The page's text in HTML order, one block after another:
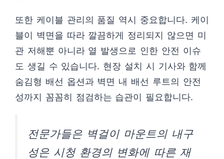
또한 케이블 관리의 품질 역시 중요합니다. 케이
블이 벽면을 따라 깔끔하게 정리되지 않으면 미
관 저해뿐 아니라 열 발생으로 인한 안전 이슈
도 생길 수 있습니다. 현장 설치 시 기사와 함께
숨김형 배선 옵션과 벽면 내 배선 루트의 안전
성까지 꼼꼼히 점검하는 습관이 필요합니다.
전문가들은 벽걸이 마운트의 내구
성은 시청 환경의 변화에 따른 재